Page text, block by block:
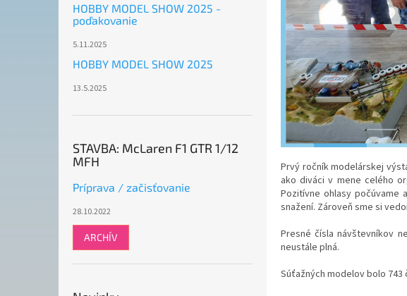
HOBBY MODEL SHOW 2025 -
poďakovanie
5.11.2025
HOBBY MODEL SHOW 2025
13.5.2025
STAVBA: McLaren F1 GTR 1/12
MFH
Príprava / začisťovanie
28.10.2022
ARCHÍV
Prvý ročník modelárskej
ako diváci v mene celého
Pozitívne ohlasy
snažení. Zároveň sme si
Presné čísla návštevníkov
neustále plná.
Súťažných modelov bolo